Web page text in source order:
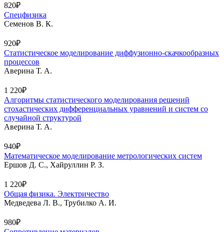
820₽
Спецфизика
Семенов В. К.
920₽
Статистическое моделирование диффузионно-скачкообразных
процессов
Аверина Т. А.
1 220₽
Алгоритмы статистического моделирования решений
стохастических дифференциальных уравнений и систем со
случайной структурой
Аверина Т. А.
940₽
Математическое моделирование метрологических систем
Ершов Д. С., Хайруллин Р. З.
1 220₽
Общая физика. Электричество
Медведева Л. В., Трубилко А. И.
980₽